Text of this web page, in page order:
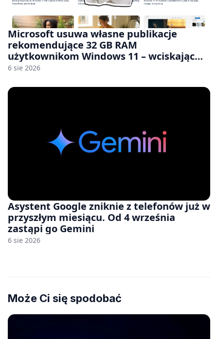
Microsoft usuwa własne publikacje
rekomendujące 32 GB RAM
użytkownikom Windows 11 – wciskając
nam przy tym komputery z 8 GB RAM po
6 sie 2026
Asystent Google zniknie z telefonów już w
przyszłym miesiącu. Od 4 września
zastąpi go Gemini
6 sie 2026
Może Ci się spodobać